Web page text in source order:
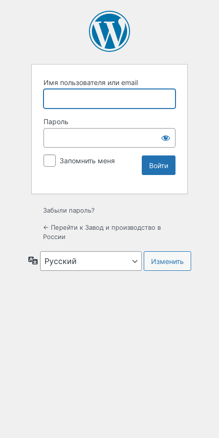
Имя пользователя или email
Пароль
Запомнить меня
Забыли пароль?
← Перейти к Завод и производство в
России
Язык